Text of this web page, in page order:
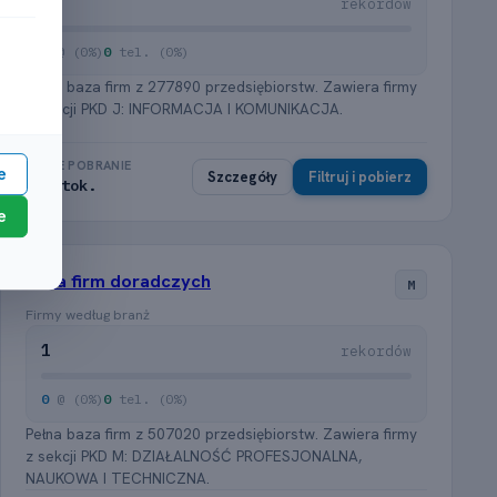
@ (0%) 0 tel. (0%)
Pełna baza firm z 277890 przedsiębiorstw. Zawiera firmy
z sekcji PKD J: INFORMACJA I KOMUNIKACJA.
PEŁNE POBRANIE
≈ 0 tok. Szczegóły Filtruj i pobierz
Baza firm doradczych M
Firmy według branż
1 rekordów
0 @ (0%) 0 tel. (0%)
Pełna baza firm z 507020 przedsiębiorstw. Zawiera firmy
z sekcji PKD M: DZIAŁALNOŚĆ PROFESJONALNA,
NAUKOWA I TECHNICZNA.